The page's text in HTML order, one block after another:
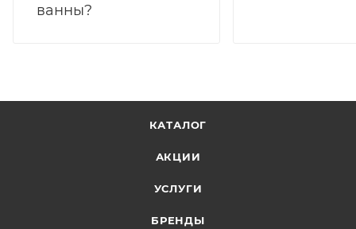
ванны?
КАТАЛОГ
АКЦИИ
УСЛУГИ
БРЕНДЫ